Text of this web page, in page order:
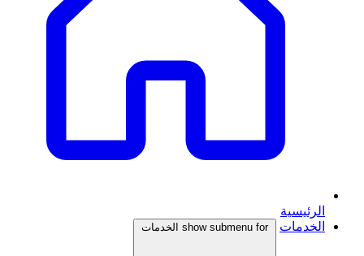
الرئيسية
الخدمات
show submenu for الخدمات